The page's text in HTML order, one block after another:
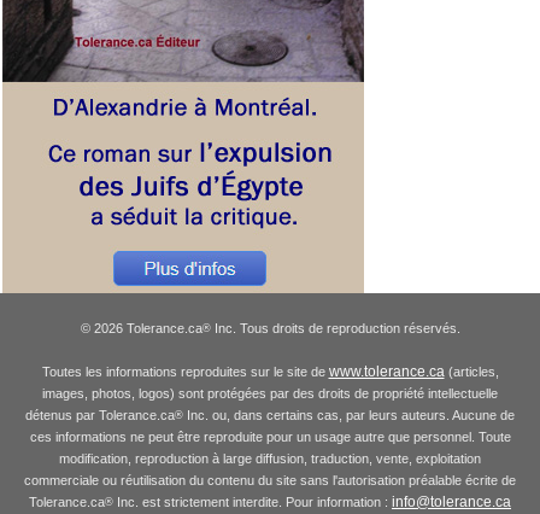
© 2026 Tolerance.ca®Inc. Tous droits de reproduction réservés.
Toutes les informations reproduites sur le site de www.tolerance.ca(articles,
images, photos, logos) sont protégées par des droits de propriété intellectuelle
détenus par Tolerance.ca® Inc. ou, dans certains cas, par leurs auteurs. Aucune de
ces informations ne peut être reproduite pour un usage autre que personnel. Toute
modification, reproduction à large diffusion, traduction, vente, exploitation
commerciale ou réutilisation du contenu du site sans l'autorisation préalable écrite de
Tolerance.ca® Inc. est strictement interdite. Pour information : info@tolerance.ca